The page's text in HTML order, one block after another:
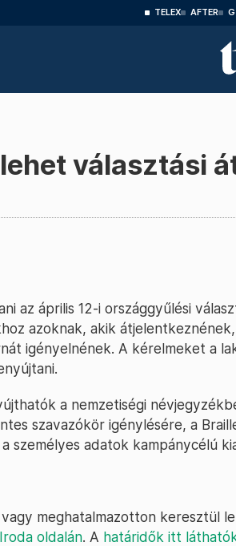
TELEX AFTER
választási
az április 12-i országgyűlési
azoknak, akik
igényelnének. A kérelmeket a
a nemzetiségi
szavazókör igénylésére, a
személyes adatok kampánycélú
meghatalmazotton keresztül
oldalán. A határidők itt